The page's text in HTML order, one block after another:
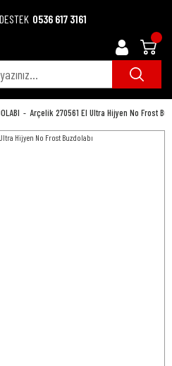
0536 617 3161
Arçelik 270561 EI Ultra Hijyen No Frost